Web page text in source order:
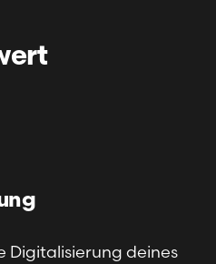
Digitalisierung deines